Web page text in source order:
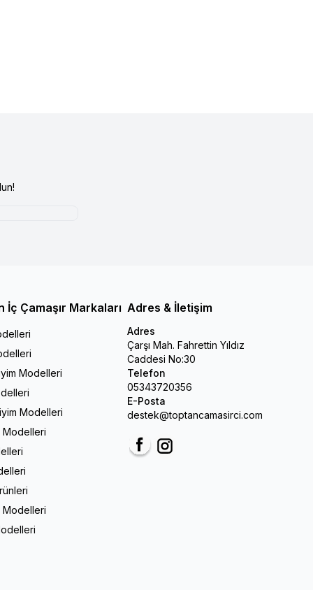
İç Çamaşır Markaları
Modelleri
Modelleri
Modelleri
Modelleri
Adres & İletişim
Adres
Çarşı Mah. Fahrettin Yıldız
Caddesi No:30
Telefon
05343720356
E-Posta
destek@toptancamasirci.com
FacebookInstagram